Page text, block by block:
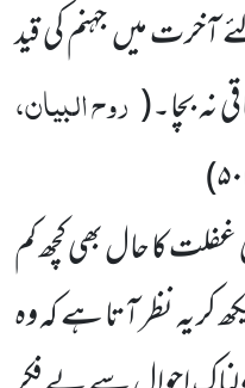
میں جہنم کی قید
نہ بچا۔( روح البیان،
)
کا حال بھی کچھ کم
کر یہ نظر آتا ہے کہ وہ